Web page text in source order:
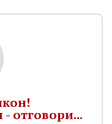
отговори...